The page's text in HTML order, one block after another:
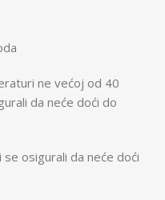
ne većoj od 40
da neće doći do
osigurali da neće doći